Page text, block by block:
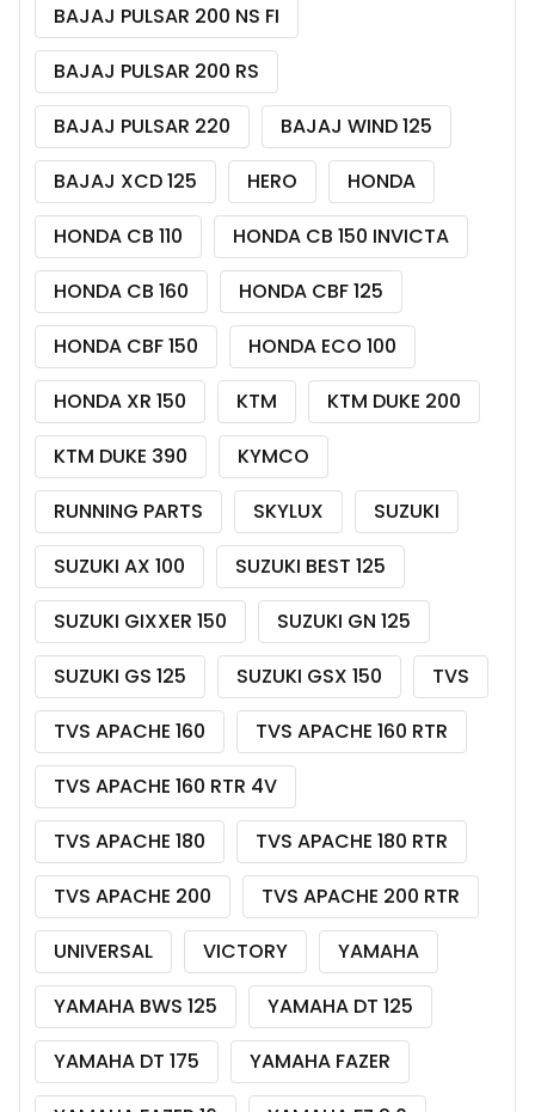
BAJAJ PULSAR 200 NS FI
BAJAJ PULSAR 200 RS
BAJAJ PULSAR 220
BAJAJ WIND 125
BAJAJ XCD 125
HERO
HONDA
HONDA CB 110
HONDA CB 150 INVICTA
HONDA CB 160
HONDA CBF 125
HONDA CBF 150
HONDA ECO 100
HONDA XR 150
KTM
KTM DUKE 200
KTM DUKE 390
KYMCO
RUNNING PARTS
SKYLUX
SUZUKI
SUZUKI AX 100
SUZUKI BEST 125
SUZUKI GIXXER 150
SUZUKI GN 125
SUZUKI GS 125
SUZUKI GSX 150
TVS
TVS APACHE 160
TVS APACHE 160 RTR
TVS APACHE 160 RTR 4V
TVS APACHE 180
TVS APACHE 180 RTR
TVS APACHE 200
TVS APACHE 200 RTR
UNIVERSAL
VICTORY
YAMAHA
YAMAHA BWS 125
YAMAHA DT 125
YAMAHA DT 175
YAMAHA FAZER